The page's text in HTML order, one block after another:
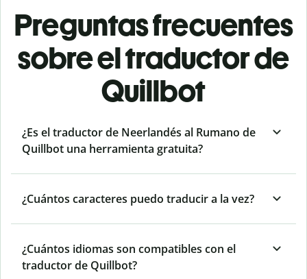
Preguntas frecuentes
sobre el traductor de
Quillbot
¿Es el traductor de Neerlandés al Rumano de
Quillbot una herramienta gratuita?
¿Cuántos caracteres puedo traducir a la vez?
¿Cuántos idiomas son compatibles con el
traductor de Quillbot?